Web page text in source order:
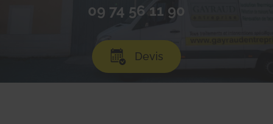
09 74 56 11 90
Devis